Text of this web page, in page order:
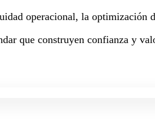
operacional, la
que construyen confianza y